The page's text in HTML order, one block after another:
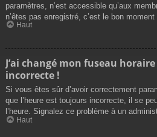
paramètres, n’est accessible qu’aux
n’êtes pas enregistré, c’est le bon moment
Haut
J’ai changé mon fuseau
incorrecte !
Si vous êtes sûr d’avoir correctement
que l’heure est toujours incorrecte, il se
l’heure. Signalez ce problème à un
Haut